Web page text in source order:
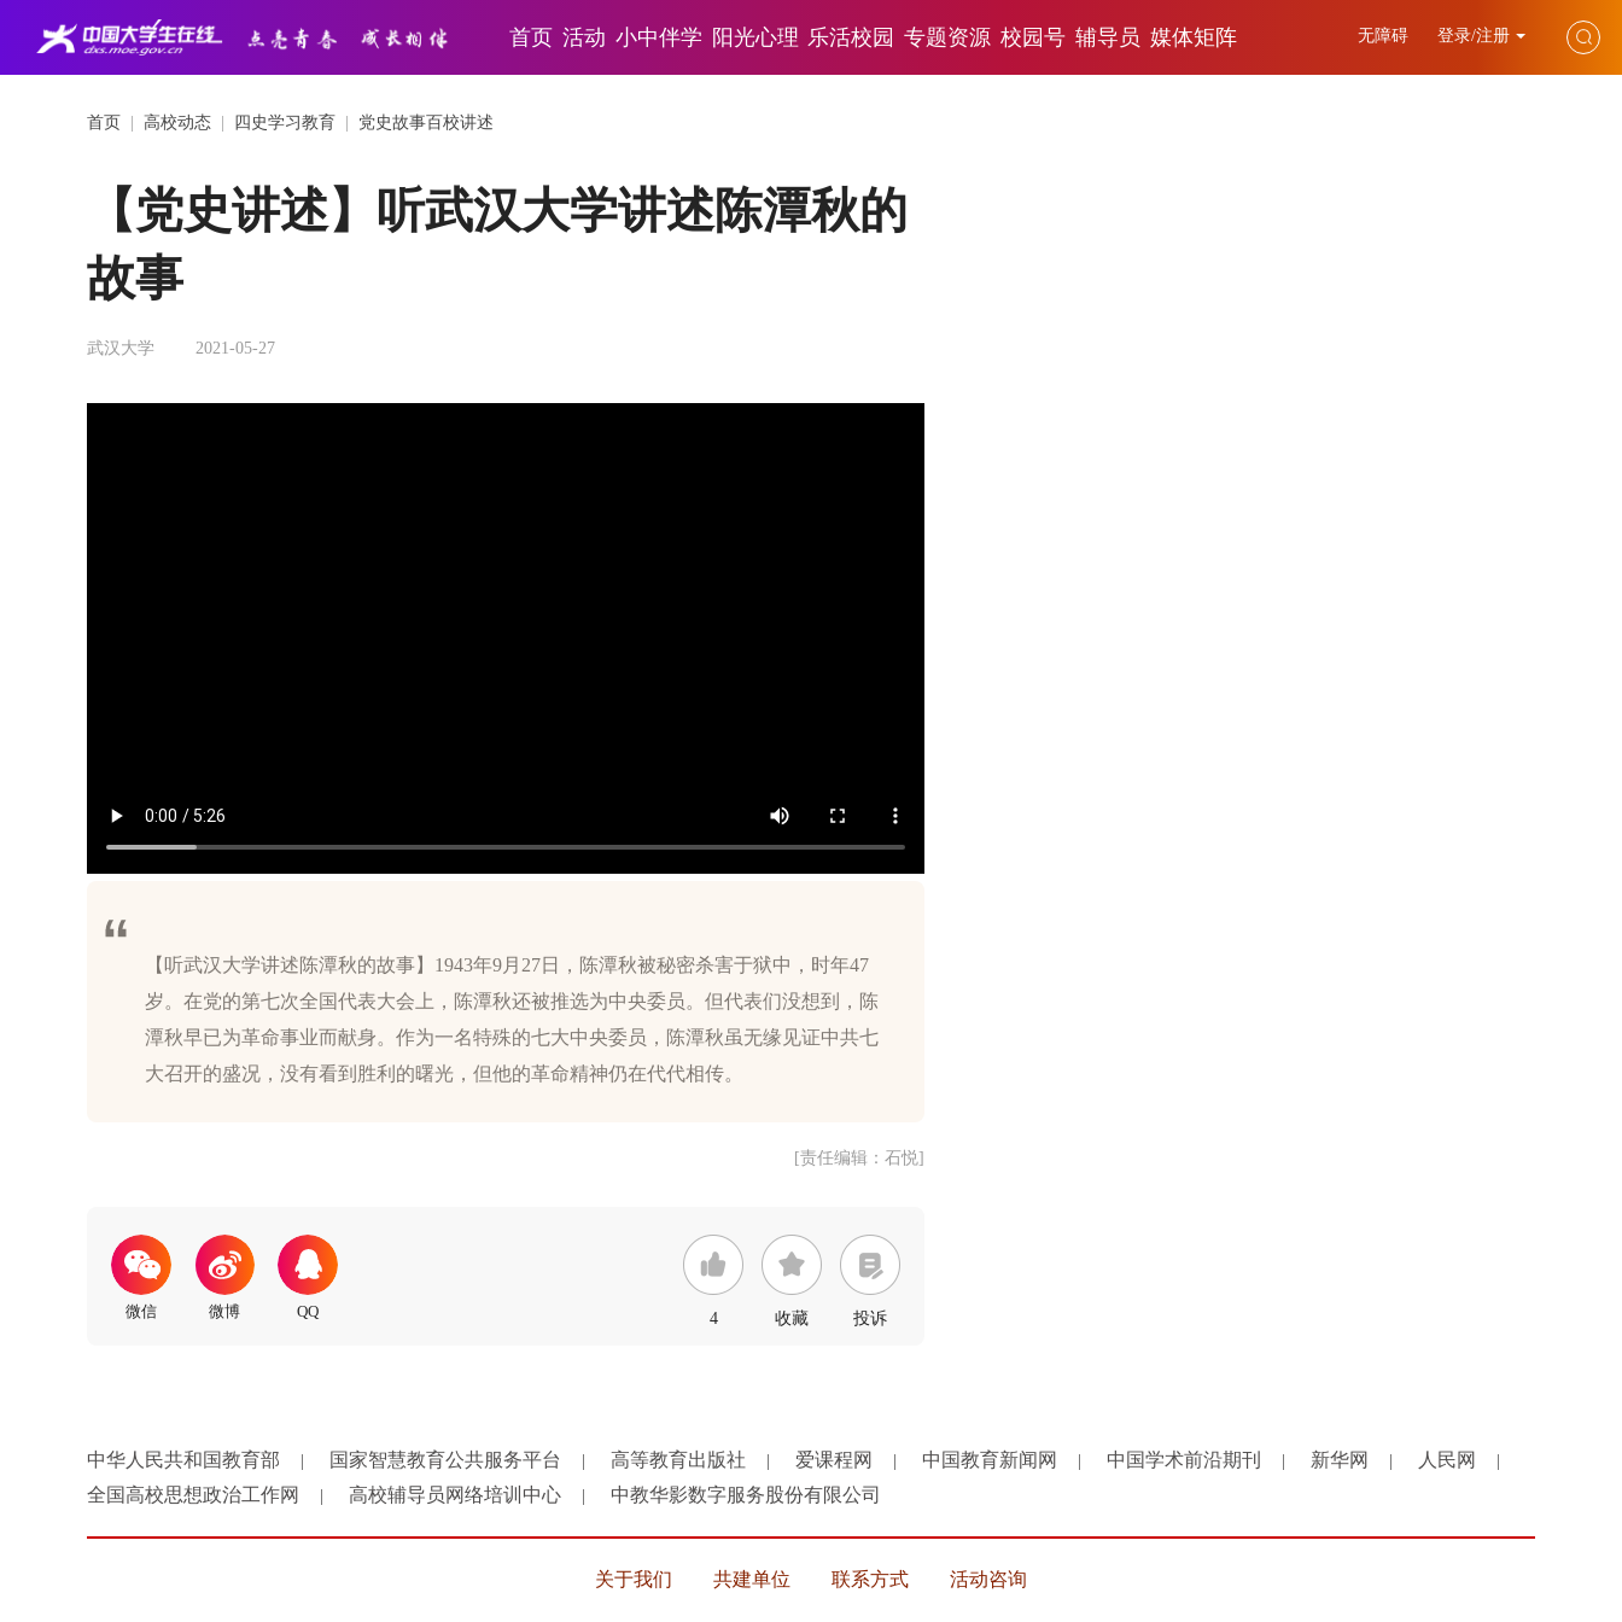
首页 活动 小中伴学 阳光心理 乐活校园 专题资源 校园号 辅导员 媒体矩阵 无障碍 登录/注册
首页 高校动态 四史学习教育 党史故事百校讲述
【党史讲述】听武汉大学讲述陈潭秋的
故事
武汉大学 2021-05-27
【听武汉大学讲述陈潭秋的故事】1943年9月27日，陈潭秋被秘密杀害于狱中，时年47
岁。在党的第七次全国代表大会上，陈潭秋还被推选为中央委员。但代表们没想到，陈
潭秋早已为革命事业而献身。作为一名特殊的七大中央委员，陈潭秋虽无缘见证中共七
[责任编辑：石悦]
4 收藏 投诉
中华人民共和国教育部 国家智慧教育公共服务平台 高等教育出版社 爱课程网 中国教育新闻网 中国学术前沿期刊 新华网 人民网
全国高校思想政治工作网 高校辅导员网络培训中心 中教华影数字服务股份有限公司
关于我们 共建单位 联系方式 活动咨询